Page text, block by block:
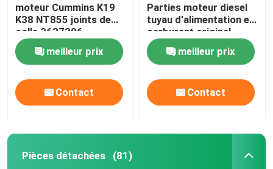
moteur Cummins K19
K38 NT855 joints de
colle 3637396
meilleur prix
Contact
Parties moteur diesel
tuyau d'alimentation en
carburant original
3696203
meilleur prix
Contact
Pièces détachées (81)